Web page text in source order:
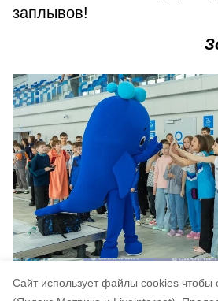
Cайт использует файлы cookies чтобы
заплывов!